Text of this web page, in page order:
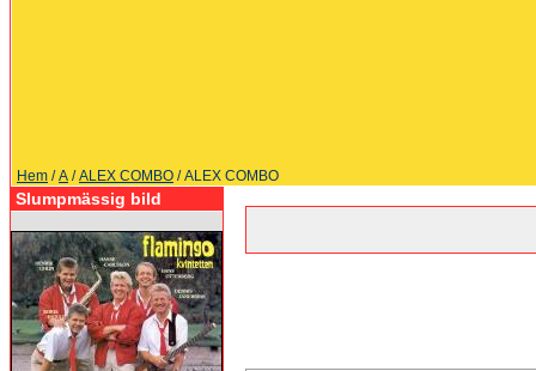
Hem /A /ALEX COMBO / ALEX COMBO
Slumpmässig bild